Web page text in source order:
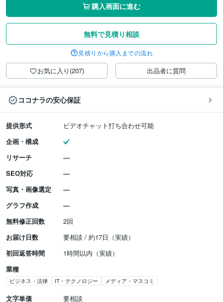
購入画面に進む
無料で見積り相談
見積りから購入までの流れ
お気に入り(207) 出品者に質問
ココナラの安心保証
提供形式
ビデオチャット打ち合わせ可能
企画・構成
リサーチ
SEO対応
写真・画像選定
グラフ作成
無料修正回数
2回
お届け日数
要相談 / 約17日（実績）
初回返答時間
1時間以内（実績）
業種
ビジネス・法律 IT・テクノロジー メディア・マスコミ
文字単価
要相談